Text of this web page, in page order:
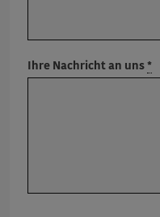
Ihre Nachricht an uns *